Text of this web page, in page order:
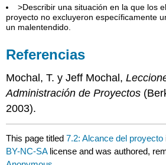
>Describir una situación en la que los
proyecto no excluyeron específicamente
un malentendido.
Referencias
Mochal, T. y Jeff Mochal,
Administración de Proyectos
2003).
This page titled7.2: Alcance del proyecto
BY-NC-SA license and was authored,